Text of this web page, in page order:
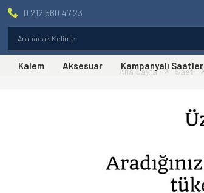
0 212 560 47 23
Kalem Aksesuar Kampanyalı Saatler
Ana Sayfa Saat